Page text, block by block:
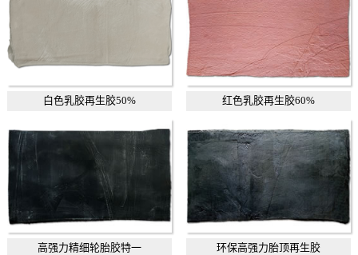
白色乳胶再生胶50% 红色乳胶再生胶60%
高强力精细轮胎胶特一 环保高强力胎顶再生胶